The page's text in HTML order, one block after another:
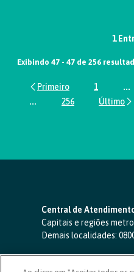
1
Exibindo 47 - 47 de 256
Página
1 ...
...Páginas intermediárias
Página
256
Central de
Capitais e regiões
Demais localidades:
SAC 24 horas-0800 724